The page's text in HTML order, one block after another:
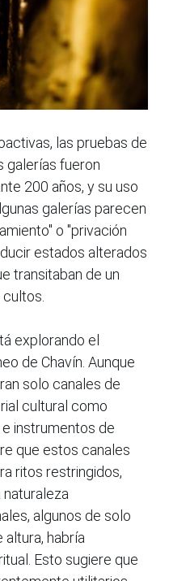
las pruebas de
galerías fueron
200 años, y su uso
galerías parecen
o "privación
estados alterados
transitaban de un
explorando el
de Chavín. Aunque
solo canales de
cultural como
instrumentos de
que estos canales
ritos restringidos,
algunos de solo
habría
Esto sugiere que